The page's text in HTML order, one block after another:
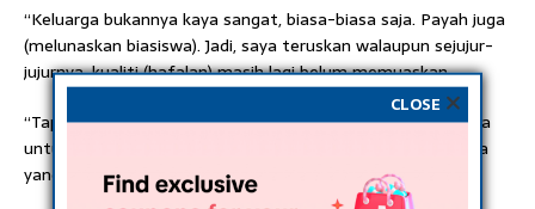
“Keluarga bukannya kaya sangat, biasa-biasa saja. Payah juga
(melunaskan biasiswa). Jadi, saya teruskan walaupun sejujur-
jujurnya, kualiti (hafalan) masih lagi belum memuaskan.
“Tapi saya anggap, bila dah habis (pengajian), inilah masanya
untuk saya tambah baik lagi kualiti (hafalan) saya,” katanya
yang dijangka bergraduasi pada Mac atau April ini.
CLOSE